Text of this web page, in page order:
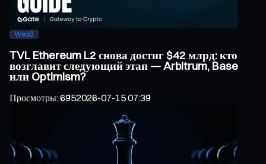
Web3
TVL Ethereum L2 снова достиг $42 млрд: кто
возглавит следующий этап — Arbitrum, Base
или Optimism?
Просмотры:6952026-07-15 07:39